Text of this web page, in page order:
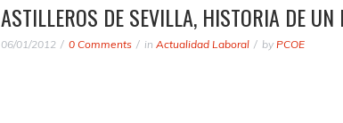
ASTILLEROS DE SEVILLA, HISTORIA DE UN
06/01/2012 0 Comments in Actualidad Laboral by PCOE